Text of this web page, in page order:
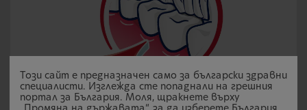
Този сайт е предназначен само за български здравни
специалисти. Изглежда сте попаднали на грешния
портал за България. Моля, щракнете върху